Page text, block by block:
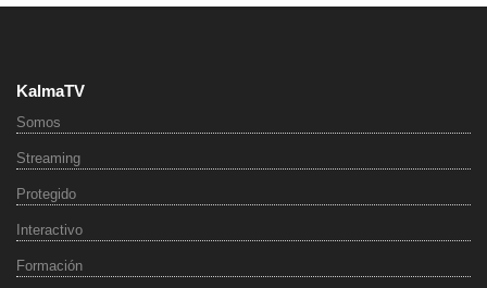
KalmaTV
Somos
Streaming
Protegido
Interactivo
Formación